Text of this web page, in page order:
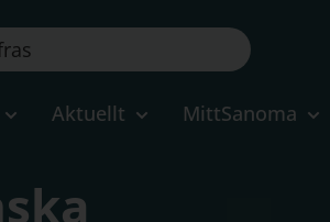
Aktuellt MittSanoma